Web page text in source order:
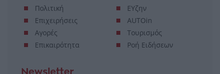
Πολιτική
Επιχειρήσεις
Αγορές
Επικαιρότητα
ΕΥζην
AUTOin
Τουρισμός
Ροή Ειδήσεων
Newsletter